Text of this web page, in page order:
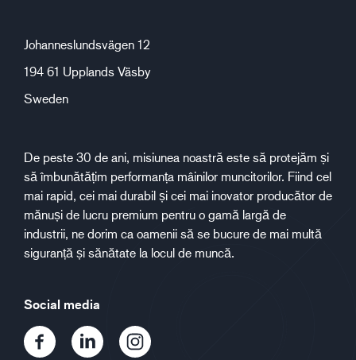
Johanneslundsvägen 12
194 61 Upplands Väsby
Sweden
De peste 30 de ani, misiunea noastră este să protejăm și
să îmbunătățim performanța mâinilor muncitorilor. Fiind cel
mai rapid, cei mai durabil și cei mai inovator producător de
mănuși de lucru premium pentru o gamă largă de
industrii, ne dorim ca oamenii să se bucure de mai multă
siguranță și sănătate la locul de muncă.
Social media